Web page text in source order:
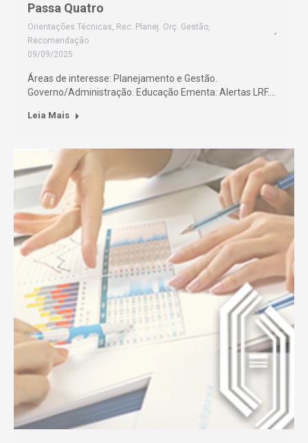
Passa Quatro
Orientações Técnicas, Rec. Planej. Orç. Gestão,
Recomendação
09/09/2025
Áreas de interesse: Planejamento e Gestão.
Governo/Administração. Educação Ementa: Alertas LRF.…
Leia Mais